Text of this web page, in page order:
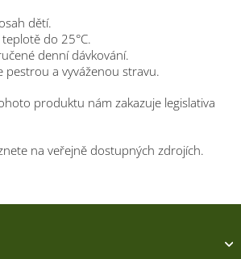
dětí.
do 25°C.
denní dávkování.
pestrou a vyváženou stravu.
produktu nám zakazuje legislativa
na veřejně dostupných zdrojích.